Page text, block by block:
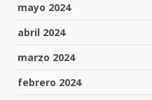
mayo 2024
abril 2024
marzo 2024
febrero 2024